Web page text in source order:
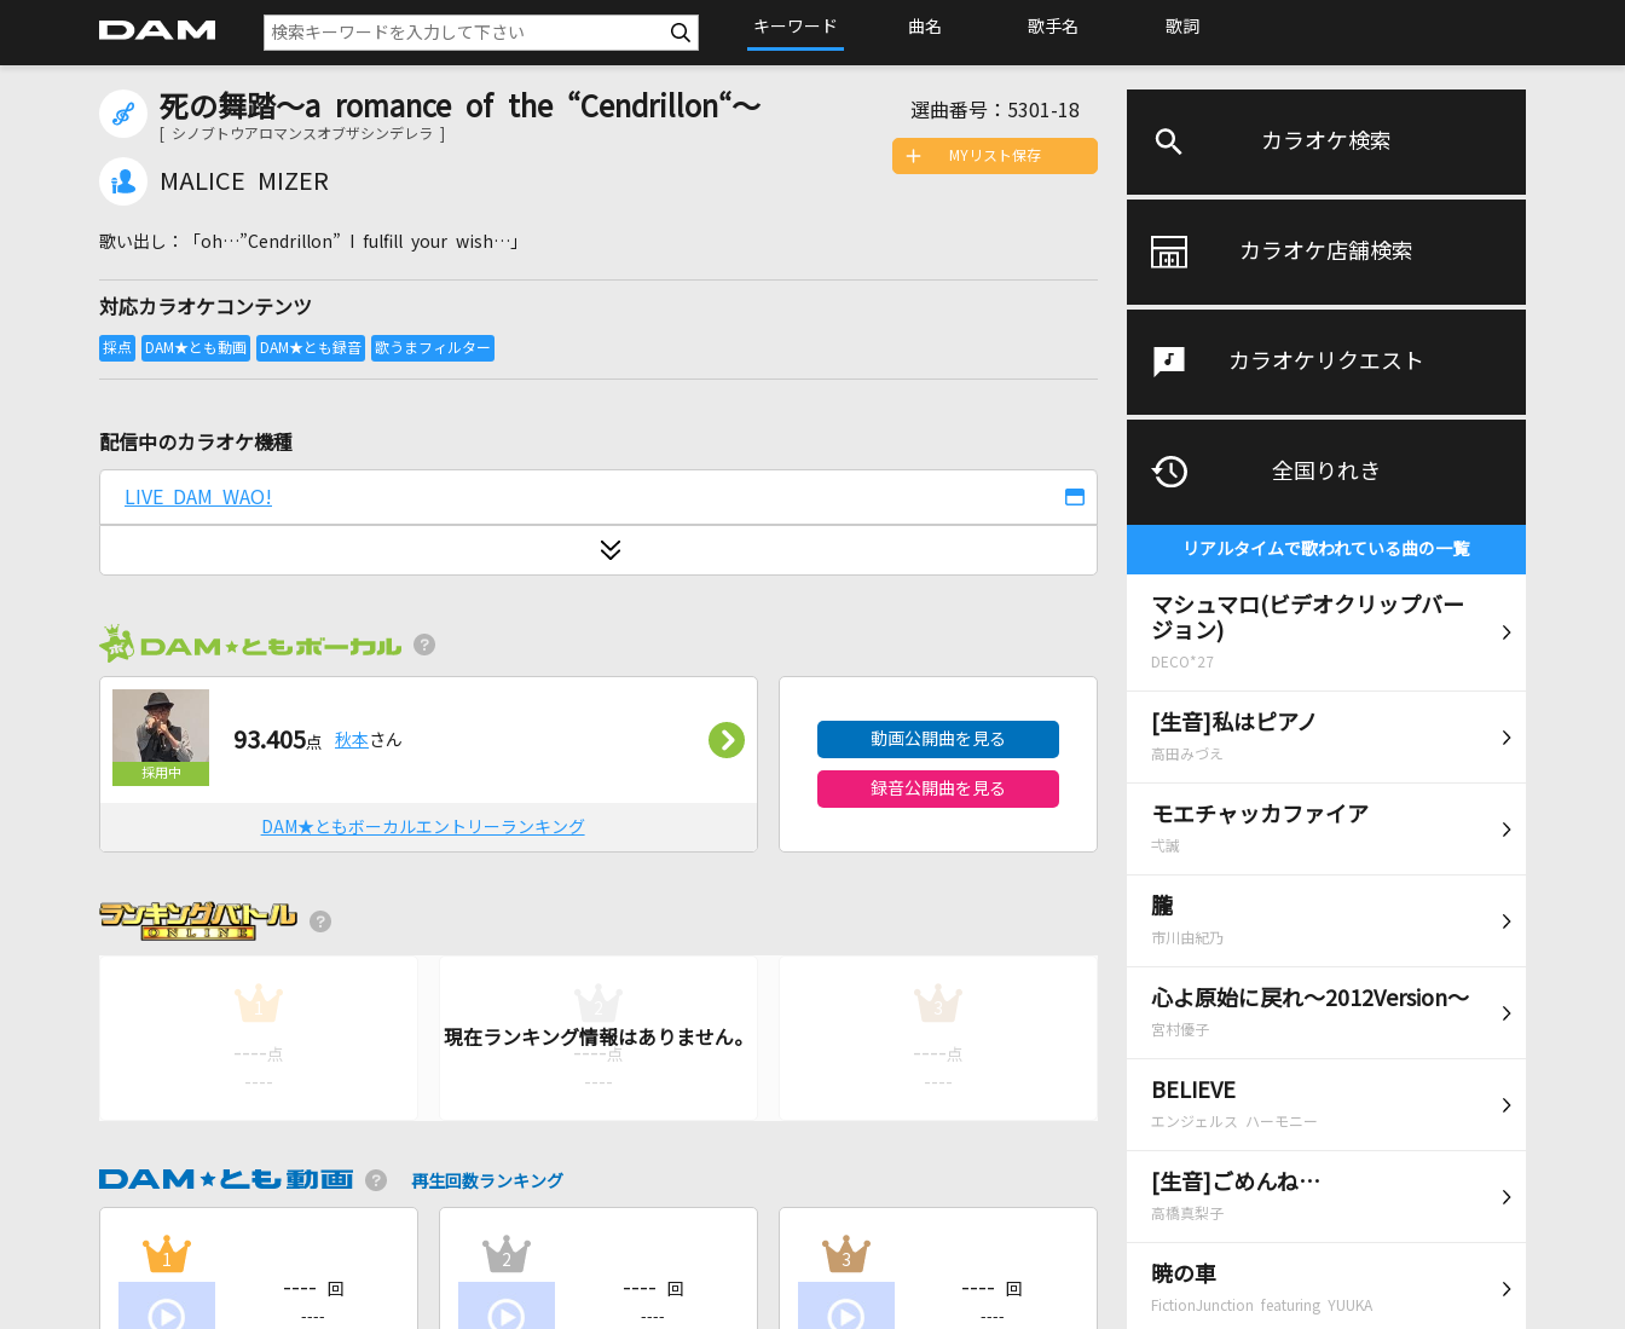
キーワード 曲名 歌手名 歌詞
カラオケ検索
カラオケ店舗検索
カラオケリクエスト
全国りれき
リアルタイムで歌われている曲の一覧
マシュマロ(ビデオクリップバー
ジョン)
DECO*27
[生音]私はピアノ
高田みづえ
モエチャッカファイア
弌誠
朧
市川由紀乃
心よ原始に戻れ～2012Version～
宮村優子
BELIEVE
エンジェルス ハーモニー
[生音]ごめんね…
高橋真梨子
暁の車
FictionJunction featuring YUUKA
死の舞踏～a romance of the “Cendrillon“～
[ シノブトウアロマンスオブザシンデレラ ]
MALICE MIZER
選曲番号： 5301-18
「oh…”Cendrillon” I fulfill your wish…」
対応カラオケコンテンツ
MYリスト保存
配信中のカラオケ機種
LIVE DAM WAO!
93.405点 秋本 さん
DAM★ともボーカルエントリーランキング
動画公開曲を見る
録音公開曲を見る
1
---- 点
----
---- 点
----
3
---- 点
----
再生回数ランキング
1
---- 回
----
2
---- 回
----
3
---- 回
----